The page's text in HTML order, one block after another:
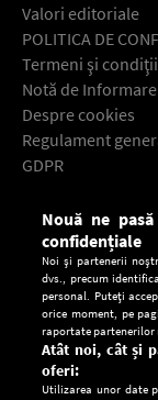
Valori editoriale
POLITICA DE
Termeni şi condiţii
Notă de Informare
Despre cookies
Regulament
GDPR
Descarcă
Nouă ne
confidențiale
Noi și partenerii
dvs., precum
personal. Puteți
orice moment, pe
raportate partenerilor
Atât noi, cât și
oferi:
Utilizarea unor date